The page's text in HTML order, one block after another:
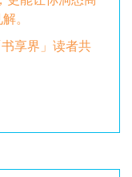
。
享界」读者共